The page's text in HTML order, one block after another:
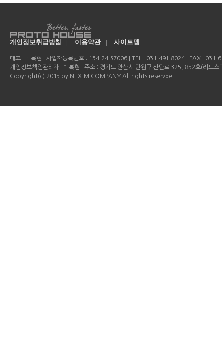
개인정보취급방침 | 이용약관 | 사이트맵
대표 : 백복현 | 사업자등록번호 : 134-24-57006 | TEL : 031-491-8024 | FAX :
개인정보책임관리자 : 백복현 | 주소 : 경기도 안산시 단원구 산단로 325, 852호(리드스
Copyright(c) 2015 by NEX-M COMPANY All rights reservde.